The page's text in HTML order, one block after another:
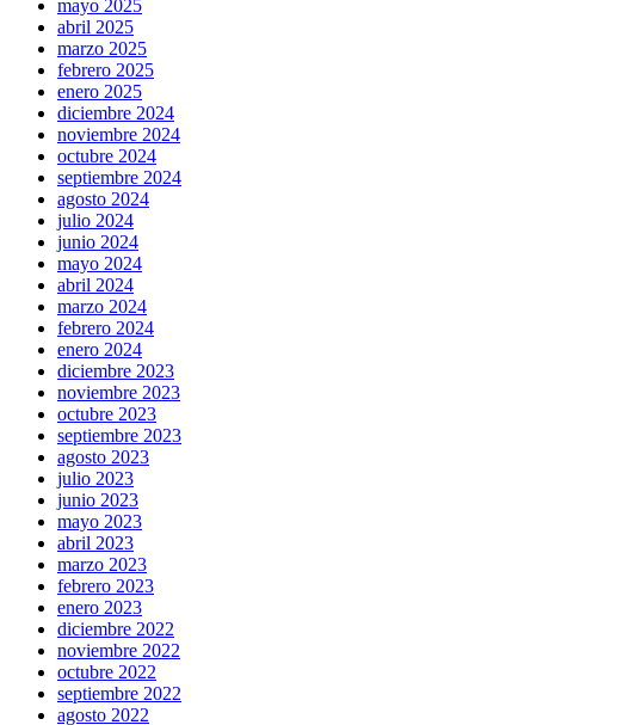
mayo 2025
abril 2025
marzo 2025
febrero 2025
enero 2025
diciembre 2024
noviembre 2024
octubre 2024
septiembre 2024
agosto 2024
julio 2024
junio 2024
mayo 2024
abril 2024
marzo 2024
febrero 2024
enero 2024
diciembre 2023
noviembre 2023
octubre 2023
septiembre 2023
agosto 2023
julio 2023
junio 2023
mayo 2023
abril 2023
marzo 2023
febrero 2023
enero 2023
diciembre 2022
noviembre 2022
octubre 2022
septiembre 2022
agosto 2022